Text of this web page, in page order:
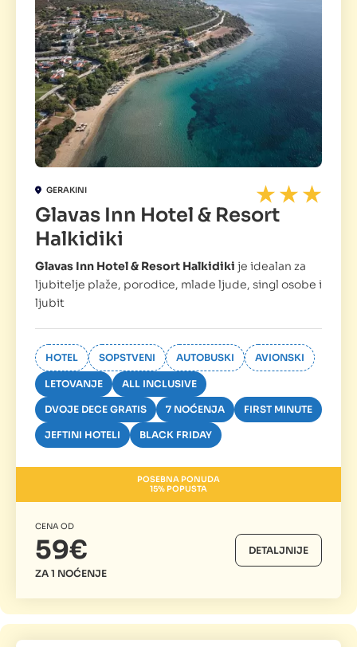
GERAKINI
Glavas Inn Hotel & Resort
Halkidiki
Glavas Inn Hotel & Resort Halkidiki je idealan za
ljubitelje plaže, porodice, mlade ljude, singl osobe i
ljubit
HOTEL SOPSTVENI AUTOBUSKI AVIONSKI
LETOVANJE ALL INCLUSIVE
DVOJE DECE GRATIS 7 NOĆENJA FIRST MINUTE
JEFTINI HOTELI BLACK FRIDAY
POSEBNA PONUDA
15% POPUSTA
CENA OD
59€
ZA 1 NOĆENJE
DETALJNIJE